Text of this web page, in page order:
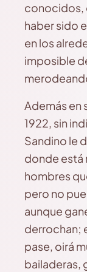
conocidos,
haber sido
en los
imposible
Además en
1922, sin
Sandino le
donde está
hombres
pero no
aunque
derrochan;
pase, oirá
bailaderas,